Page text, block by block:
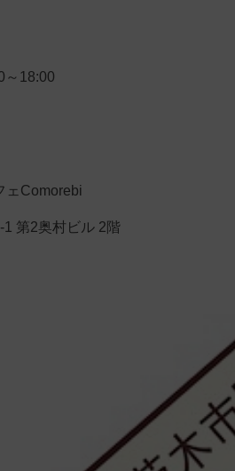
～18:00
ェComorebi
第2奥村ビル 2階